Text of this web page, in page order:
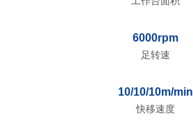
6000rpm
足转速
10/10/10m/min
快移速度